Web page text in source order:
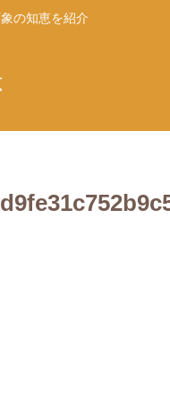
の知恵を紹介